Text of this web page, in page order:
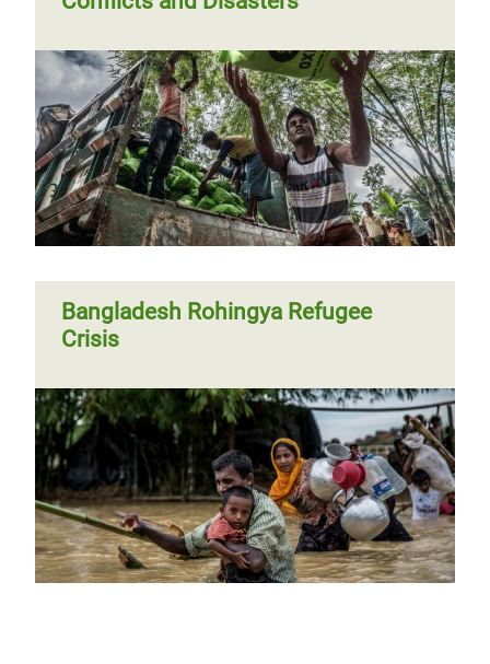
Bangladesh Rohingya Refugee
Crisis